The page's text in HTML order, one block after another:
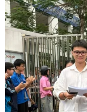
Cảnh sát đặc nhiệm
vụ xả súng
Theo Reuters,
phố Munich, ông
không có dấu